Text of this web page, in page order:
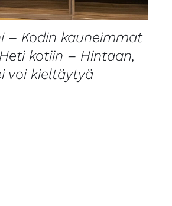
– Kodin kauneimmat
kotiin – Hintaan,
voi kieltäytyä